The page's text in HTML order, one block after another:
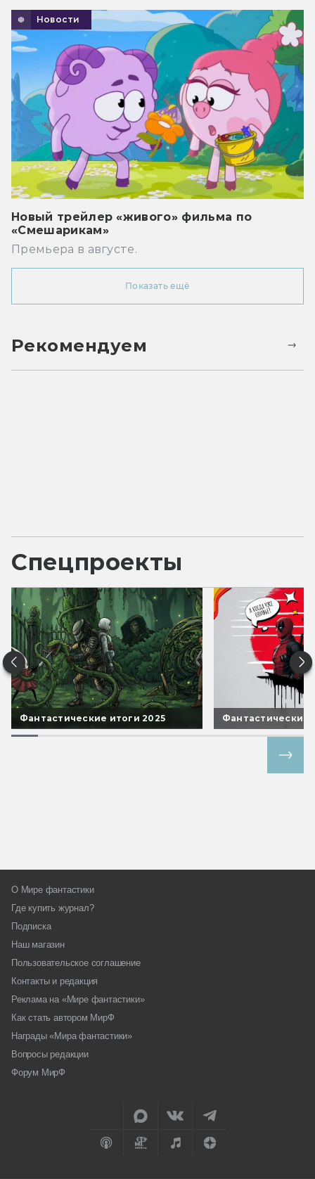
Новости
Новый трейлер «живого» фильма по
«Смешарикам»
Премьера в августе.
Показать ещё
Рекомендуем
Спецпроекты
Фантастические итоги 2025 Фантастические
О Мире фантастики
Где купить журнал?
Подписка
Наш магазин
Пользовательское соглашение
Контакты и редакция
Реклама на «Мире фантастики»
Как стать автором МирФ
Награды «Мира фантастики»
Вопросы редакции
Форум МирФ